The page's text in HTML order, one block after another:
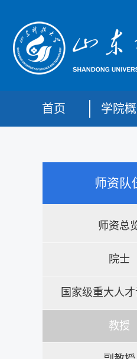
首页 学院
师资队
师资总
院士
国家级重大人
教授